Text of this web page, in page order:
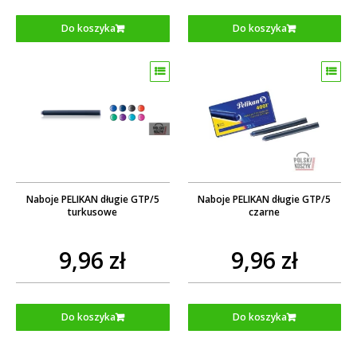
Do koszyka Do koszyka
Naboje PELIKAN długie GTP/5
turkusowe
9,96 zł
Do koszyka
Naboje PELIKAN długie GTP/5
czarne
9,96 zł
Do koszyka